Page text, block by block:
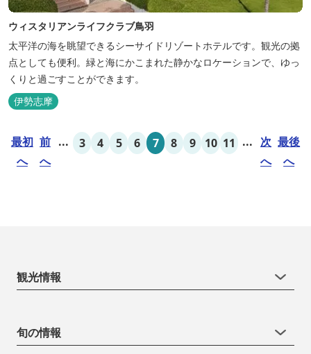
ウィスタリアンライフクラブ鳥羽
太平洋の海を眺望できるシーサイドリゾートホテルです。観光の拠
点としても便利。緑と海にかこまれた静かなロケーションで、ゆっ
くりと過ごすことができます。
伊勢志摩
最初
へ
前
へ
... 3 4 5 6 7 8 9 10 11 ... 次
へ
最後
へ
観光情報
旬の情報